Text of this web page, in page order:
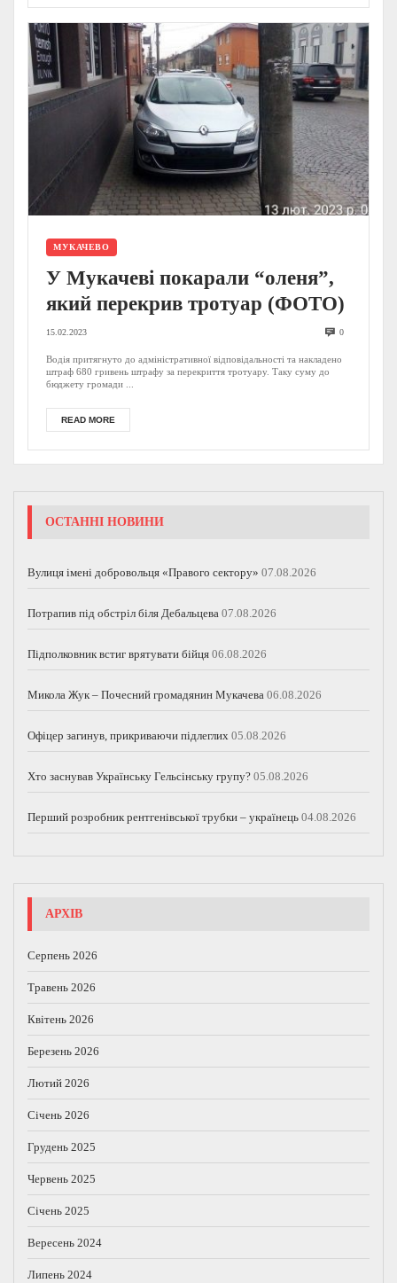
МУКАЧЕВО
У Мукачеві покарали “оленя”,
який перекрив тротуар (ФОТО)
15.02.2023 0
Водія притягнуто до адміністративної відповідальності та накладено
штраф 680 гривень штрафу за перекриття тротуару. Таку суму до
бюджету громади ...
READ MORE
ОСТАННІ НОВИНИ
Вулиця імені добровольця «Правого сектору» 07.08.2026
Потрапив під обстріл біля Дебальцева 07.08.2026
Підполковник встиг врятувати бійця 06.08.2026
Микола Жук – Почесний громадянин Мукачева 06.08.2026
Офіцер загинув, прикриваючи підлеглих 05.08.2026
Хто заснував Українську Гельсінську групу? 05.08.2026
Перший розробник рентгенівської трубки – українець 04.08.2026
АРХІВ
Серпень 2026
Травень 2026
Квітень 2026
Березень 2026
Лютий 2026
Січень 2026
Грудень 2025
Червень 2025
Січень 2025
Вересень 2024
Липень 2024